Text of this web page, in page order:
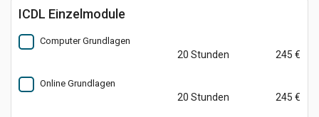
ICDL Einzelmodule
Computer Grundlagen
20 Stunden 245 €
Online Grundlagen
20 Stunden 245 €